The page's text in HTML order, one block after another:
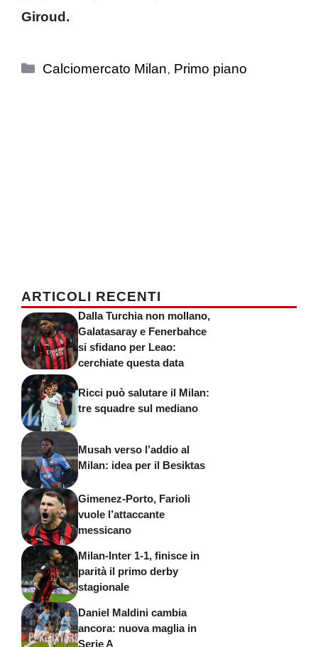
Giroud.
Categorie
Calciomercato Milan, Primo piano
ARTICOLI RECENTI
Dalla Turchia non mollano,
Galatasaray e Fenerbahce
si sfidano per Leao:
cerchiate questa data
Ricci può salutare il Milan:
tre squadre sul mediano
Musah verso l’addio al
Milan: idea per il Besiktas
Gimenez-Porto, Farioli
vuole l’attaccante
messicano
Milan-Inter 1-1, finisce in
parità il primo derby
stagionale
Daniel Maldini cambia
ancora: nuova maglia in
Serie A